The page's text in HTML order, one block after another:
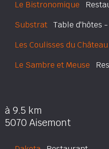
Le Bistronomique
Substrat Table d'hôtes
Les Coulisses du Château
Le Sambre et Meuse
à 9.5 km
5070 Aisemont